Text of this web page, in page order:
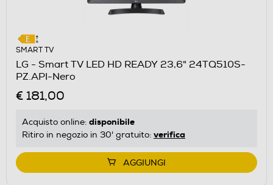
SMART TV
LG - Smart TV LED HD READY 23,6" 24TQ510S-
PZ.API-Nero
€ 181,00
Acquisto online: disponibile
Ritiro in negozio in 30' gratuito: verifica
AGGIUNGI